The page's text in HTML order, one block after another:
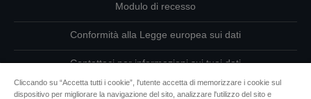
Modulo di recesso
Conformità alla Legge europea sui dati
Contattaci per informazioni sui tuoi dati
Informazioni sui cookie
Cliccando su “Accetta tutti i cookie”, l'utente accetta di memorizzare i cookie sul
dispositivo per migliorare la navigazione del sito, analizzare l'utilizzo del sito e